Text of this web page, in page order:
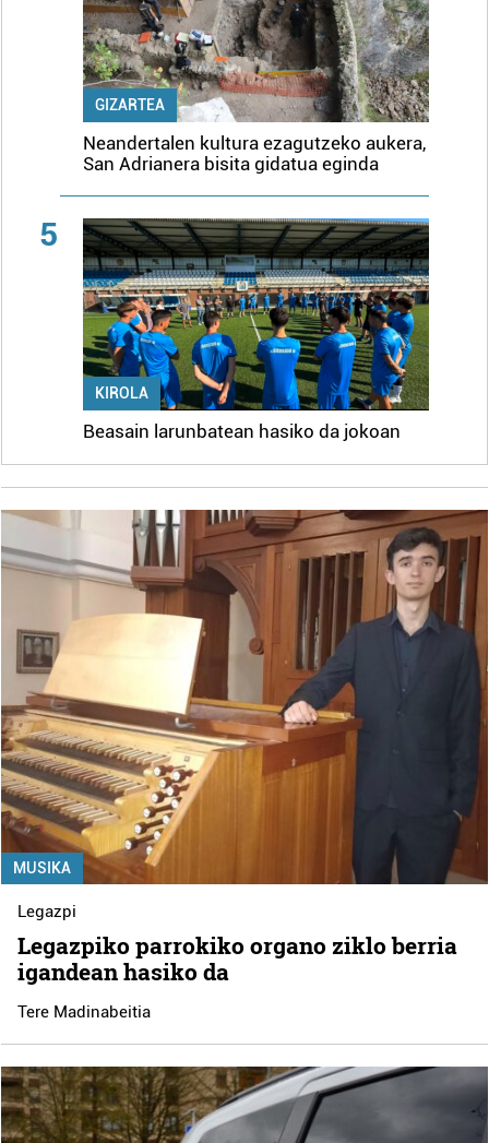
GIZARTEA
Neandertalen kultura ezagutzeko aukera,
San Adrianera bisita gidatua eginda
5
KIROLA
Beasain larunbatean hasiko da jokoan
MUSIKA
Legazpi
Legazpiko parrokiko organo ziklo berria
igandean hasiko da
Tere Madinabeitia